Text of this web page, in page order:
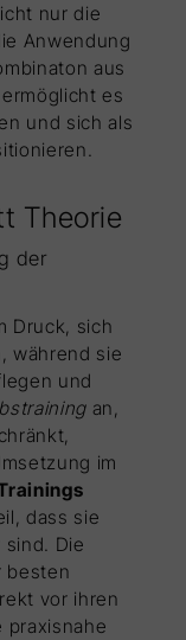
nur die
Anwendung
aus
es
und sich als
Theorie
der
Druck, sich
während sie
und
an,
im
dass sie
Die
besten
vor ihren
praxisnahe